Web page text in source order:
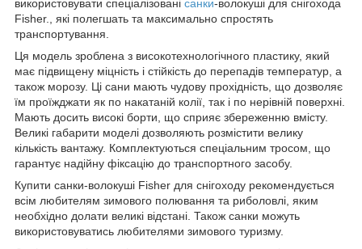
використовувати спеціалізовані санки-волокуші для снігохода
Fisher., які полегшать та максимально спростять
транспортування.
Ця модель зроблена з високотехнологічного пластику, який
має підвищену міцність і стійкість до перепадів температур, а
також морозу. Ці сани мають чудову прохідність, що дозволяє
їм проїжджати як по накатаній колії, так і по нерівній поверхні.
Мають досить високі борти, що сприяє збереженню вмісту.
Великі габарити моделі дозволяють розмістити велику
кількість вантажу. Комплектуються спеціальним тросом, що
гарантує надійну фіксацію до транспортного засобу.
Купити санки-волокуші Fisher для снігоходу рекомендується
всім любителям зимового полювання та риболовлі, яким
необхідно долати великі відстані. Також санки можуть
використовуватись любителями зимового туризму.